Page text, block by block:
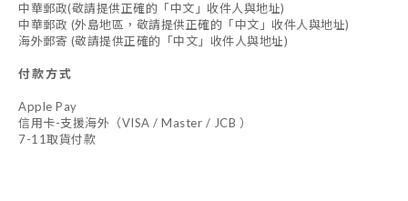
中華郵政(敬請提供正確的「中文」收件人與地址)
中華郵政 (外島地區，敬請提供正確的「中文」收件人與地址)
海外郵寄 (敬請提供正確的「中文」收件人與地址)
付款方式
Apple Pay
信用卡-支援海外（VISA / Master / JCB ）
7-11取貨付款